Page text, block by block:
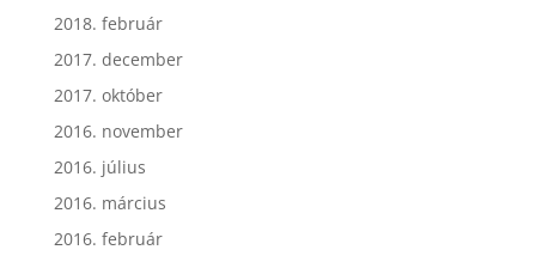
2018. február
2017. december
2017. október
2016. november
2016. július
2016. március
2016. február